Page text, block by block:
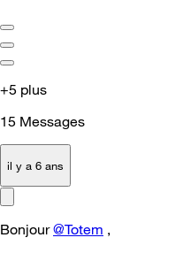
+5 plus
15 Messages
il y a 6 ans
Bonjour@Totem ,